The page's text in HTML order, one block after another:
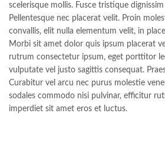
scelerisque mollis. Fusce tristique
Pellentesque nec placerat velit. Proin
convallis, elit nulla elementum velit, in
Morbi sit amet dolor quis ipsum placerat
rutrum consectetur ipsum, eget porttitor
vulputate vel justo sagittis consequat.
Curabitur vel arcu nec purus molestie
sodales commodo nisi pulvinar, efficitur
imperdiet sit amet eros et luctus.